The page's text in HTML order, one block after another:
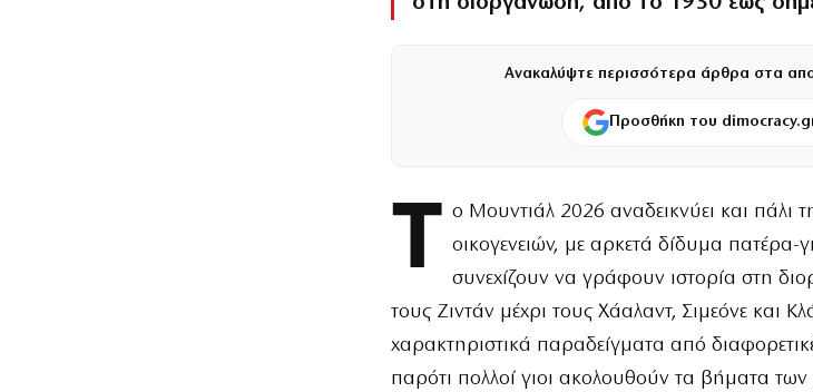
Ανακαλύψτε περισσότερα άρθρα στα
Προσθήκη του
Τ ο Μουντιάλ 2026 αναδεικνύει και πάλι
οικογενειών, με αρκετά δίδυμα πατέρα-
συνεχίζουν να γράφουν ιστορία στη
τους Ζιντάν μέχρι τους Χάαλαντ, Σιμεόνε και
χαρακτηριστικά παραδείγματα από
παρότι πολλοί γιοι ακολουθούν τα βήματα